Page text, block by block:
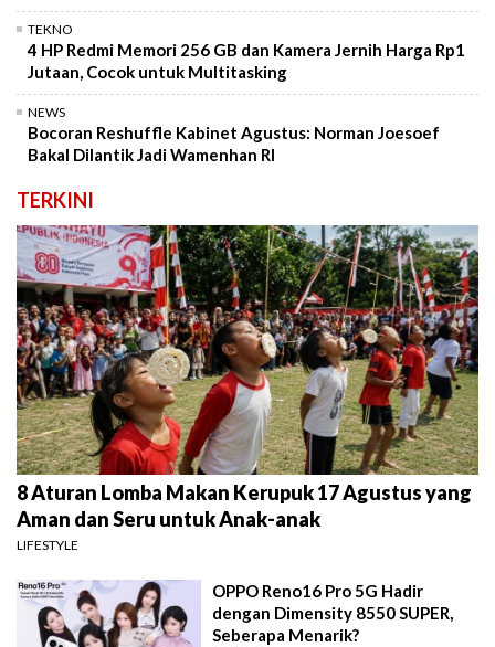
TEKNO
4 HP Redmi Memori 256 GB dan Kamera Jernih Harga Rp1
Jutaan, Cocok untuk Multitasking
NEWS
Bocoran Reshuffle Kabinet Agustus: Norman Joesoef
Bakal Dilantik Jadi Wamenhan RI
TERKINI
8 Aturan Lomba Makan Kerupuk 17 Agustus yang
Aman dan Seru untuk Anak-anak
LIFESTYLE
OPPO Reno16 Pro 5G Hadir
dengan Dimensity 8550 SUPER,
Seberapa Menarik?